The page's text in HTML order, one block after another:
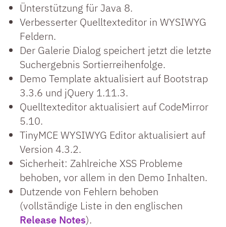
Ünterstützung für Java 8.
Verbesserter Quelltexteditor in WYSIWYG
Feldern.
Der Galerie Dialog speichert jetzt die letzte
Suchergebnis Sortierreihenfolge.
Demo Template aktualisiert auf Bootstrap
3.3.6 und jQuery 1.11.3.
Quelltexteditor aktualisiert auf CodeMirror
5.10.
TinyMCE WYSIWYG Editor aktualisiert auf
Version 4.3.2.
Sicherheit: Zahlreiche XSS Probleme
behoben, vor allem in den Demo Inhalten.
Dutzende von Fehlern behoben
(vollständige Liste in den englischen
Release Notes).